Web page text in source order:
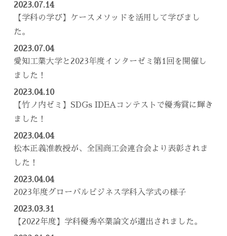
2023.07.14
【学科の学び】ケースメソッドを活用して学びまし
た。
2023.07.04
愛知工業大学と2023年度インターゼミ第1回を開催し
ました！
2023.04.10
【竹ノ内ゼミ】SDGs IDEAコンテストで優秀賞に輝き
ました！
2023.04.04
松本正義准教授が、全国商工会連合会より表彰されま
した！
2023.04.04
2023年度グローバルビジネス学科入学式の様子
2023.03.31
【2022年度】学科優秀卒業論文が選出されました。